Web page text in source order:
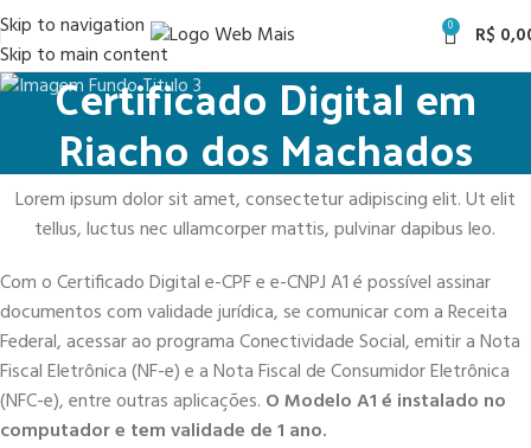
Skip to navigation
Skip to main content
0 R$
Certificado Digital em
Riacho dos Machados
Lorem ipsum dolor sit amet, consectetur adipiscing elit. Ut elit
tellus, luctus nec ullamcorper mattis, pulvinar dapibus leo.
Com o Certificado Digital e-CPF e e-CNPJ A1 é possível assinar
documentos com validade jurídica, se comunicar com a Receita
Federal, acessar ao programa Conectividade Social, emitir a Nota
Fiscal Eletrônica (NF-e) e a Nota Fiscal de Consumidor Eletrônica
(NFC-e), entre outras aplicações. O Modelo A1 é instalado no
computador e tem validade de 1 ano.